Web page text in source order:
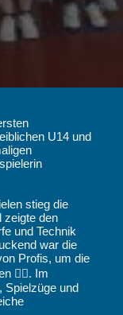
U14 und
stieg die
zeigte den
und Technik
war die
Profis, um die
🏋️‍♀️. Im
Spielzüge und